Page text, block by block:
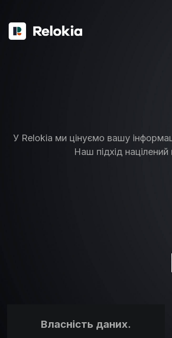
У Relokia ми цінуємо вашу
Наш підхід
Власність даних.